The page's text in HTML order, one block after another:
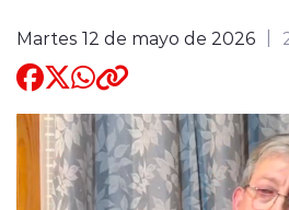
modo claro
Martes 12 de mayo de 2026